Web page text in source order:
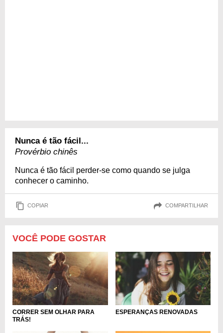
Nunca é tão fácil...
Provérbio chinês
Nunca é tão fácil perder-se como quando se julga
conhecer o caminho.
COPIAR COMPARTILHAR
VOCÊ PODE GOSTAR
CORRER SEM OLHAR PARA
TRÁS!
ESPERANÇAS RENOVADAS